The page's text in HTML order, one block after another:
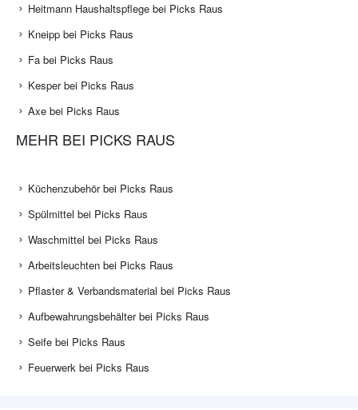
Heitmann Haushaltspflege bei Picks Raus
Kneipp bei Picks Raus
Fa bei Picks Raus
Kesper bei Picks Raus
Axe bei Picks Raus
MEHR BEI PICKS RAUS
Küchenzubehör bei Picks Raus
Spülmittel bei Picks Raus
Waschmittel bei Picks Raus
Arbeitsleuchten bei Picks Raus
Pflaster & Verbandsmaterial bei Picks Raus
Aufbewahrungsbehälter bei Picks Raus
Seife bei Picks Raus
Feuerwerk bei Picks Raus